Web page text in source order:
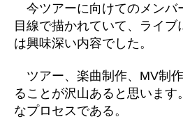
今ツアーに向けてのメンバ
目線で描かれていて、ライブ
は興味深い内容でした。
ツアー、楽曲制作、MV制
ることが沢山あると思います
なプロセスである。